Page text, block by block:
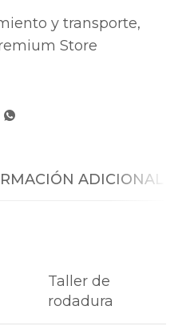
y transporte,
Store
ADICIONAL
Taller de
rodadura